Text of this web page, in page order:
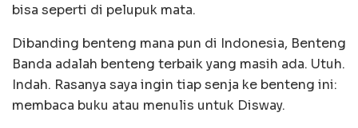
bisa seperti di pelupuk mata.
Dibanding benteng mana pun di Indonesia, Benteng
Banda adalah benteng terbaik yang masih ada. Utuh.
Indah. Rasanya saya ingin tiap senja ke benteng ini:
membaca buku atau menulis untuk Disway.